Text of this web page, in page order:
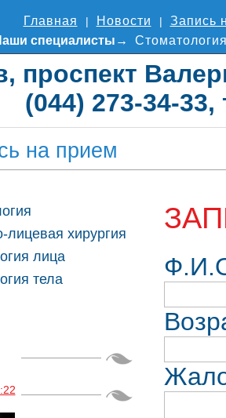
Главная Новости
Запись
специалисты
проспект
(044) 273-34-
на прием
лицевая хирургия
лица
тела